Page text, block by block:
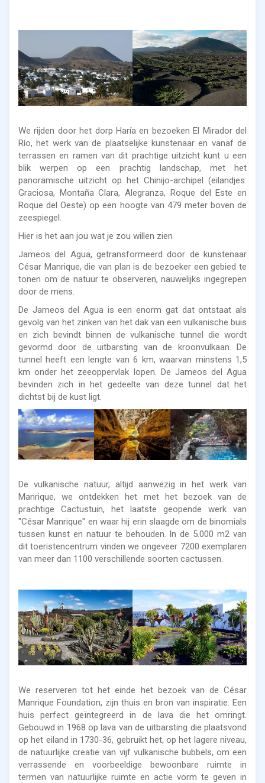
We rijden door het dorp Haría en bezoeken El Mirador del
Río, het werk van de plaatselijke kunstenaar en vanaf de
terrassen en ramen van dit prachtige uitzicht kunt u een
blik werpen op een prachtig landschap, met het
panoramische uitzicht op het Chinijo-archipel (eilandjes:
Graciosa, Montaña Clara, Alegranza, Roque del Este en
Roque del Oeste) op een hoogte van 479 meter boven de
zeespiegel.
Hier is het aan jou wat je zou willen zien
Jameos del Agua, getransformeerd door de kunstenaar
César Manrique, die van plan is de bezoeker een gebied te
tonen om de natuur te observeren, nauwelijks ingegrepen
door de mens.
De Jameos del Agua is een enorm gat dat ontstaat als
gevolg van het zinken van het dak van een vulkanische buis
en zich bevindt binnen de vulkanische tunnel die wordt
gevormd door de uitbarsting van de kroonvulkaan. De
tunnel heeft een lengte van 6 km, waarvan minstens 1,5
km onder het zeeoppervlak lopen. De Jameos del Agua
bevinden zich in het gedeelte van deze tunnel dat het
dichtst bij de kust ligt.
De vulkanische natuur, altijd aanwezig in het werk van
Manrique, we ontdekken het met het bezoek van de
prachtige Cactustuin, het laatste geopende werk van
"César Manrique" en waar hij erin slaagde om de binomials
tussen kunst en natuur te behouden. In de 5.000 m2 van
dit toeristencentrum vinden we ongeveer 7200 exemplaren
van meer dan 1100 verschillende soorten cactussen.
We reserveren tot het einde het bezoek van de César
Manrique Foundation, zijn thuis en bron van inspiratie. Een
huis perfect geïntegreerd in de lava die het omringt.
Gebouwd in 1968 op lava van de uitbarsting die plaatsvond
op het eiland in 1730-36, gebruikt het, op het lagere niveau,
de natuurlijke creatie van vijf vulkanische bubbels, om een
verrassende en voorbeeldige bewoonbare ruimte in
termen van natuurlijke ruimte en actie vorm te geven in